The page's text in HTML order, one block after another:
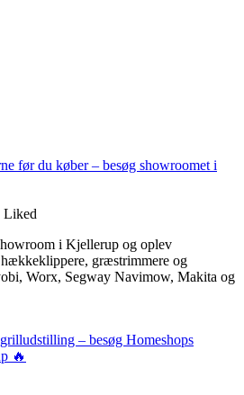
før du køber – besøg showroomet i
Liked
i Kjellerup og oplev
græstrimmere og
Worx, Segway Navimow, Makita og